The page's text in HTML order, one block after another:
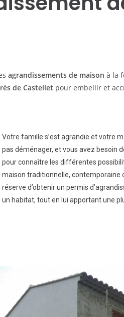
agrandissements de maison à la
de Castellet pour embellir et
Votre famille s’est agrandie et votre
pas déménager, et vous avez besoin
pour connaître les différentes
maison traditionnelle, contemporaine
réserve d’obtenir un permis
un habitat, tout en lui apportant une